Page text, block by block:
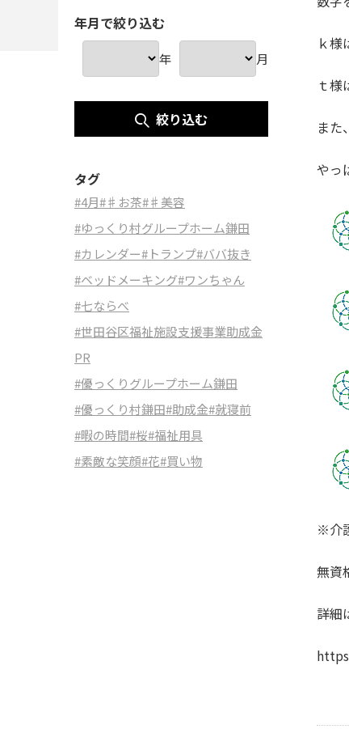
ｋ
ｔ
ま
やっ
※介
無資
詳細
年月で絞り込む
年 月
絞り込む
タグ
#4月#♯お茶#♯美容
#ゆっくり村グループホーム鎌田
#カレンダー#トランプ#ババ抜き
#ベッドメーキング#ワンちゃん
#七ならべ
#世田谷区福祉施設支援事業助成金
PR
#優っくりグループホーム鎌田
#優っくり村鎌田#助成金#就寝前
#暇の時間#桜#福祉用具
#素敵な笑顔#花#買い物